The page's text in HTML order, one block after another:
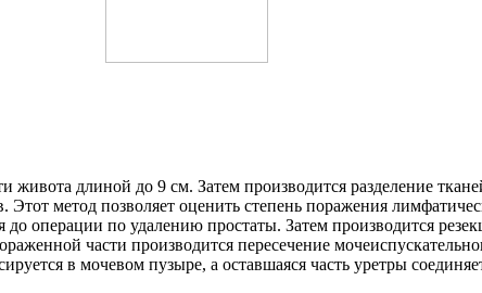
длиной до 9 см. Затем производится разделение
метод позволяет оценить степень поражения
операции по удалению простаты. Затем производится
части производится пересечение
в мочевом пузыре, а оставшаяся часть уретры